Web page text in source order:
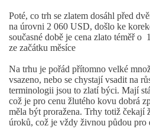
Poté, co trh se zlatem dosáhl před
na úrovni 2 060 USD, došlo ke
současné době je cena zlato téměř
ze začátku měsíce
Na trhu je pořád přítomno velké
vsazeno, nebo se chystají vsadit na
terminologii jsou to zlatí býci. Mají
což je pro cenu žlutého kovu dobrá
měla být proražena. Trhy totiž čekají
úroků, což je vždy živnou půdou pro